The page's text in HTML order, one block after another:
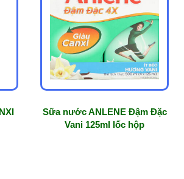
Sữa nước ANLENE Đậm Đặc
Vani 125ml lốc hộp